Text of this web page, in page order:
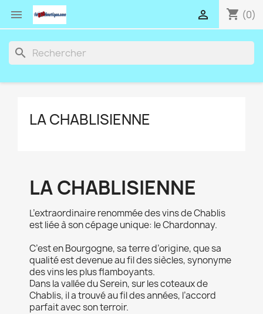
 shopping_cart (0)

search
LA CHABLISIENNE
LA CHABLISIENNE
L’extraordinaire renommée des vins de Chablis
est liée à son cépage unique: le Chardonnay.
C’est en Bourgogne, sa terre d’origine, que sa
qualité est devenue au fil des siècles, synonyme
des vins les plus flamboyants.
Dans la vallée du Serein, sur les coteaux de
Chablis, il a trouvé au fil des années, l’accord
parfait avec son terroir.